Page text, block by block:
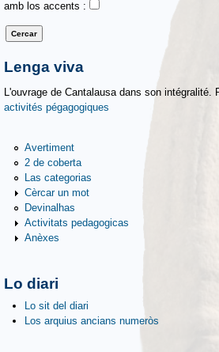
amb los accents :
Lenga viva
L'ouvrage de Cantalausa dans son
activités pégagogiques
Avertiment
2 de coberta
Las categorias
Cèrcar un mot
Devinalhas
Activitats pedagogicas
Anèxes
Lo diari
Lo sit del diari
Los arquius ancians numeròs